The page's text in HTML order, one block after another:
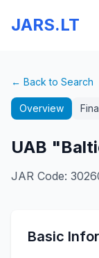
JARS.LT
← Back to Search
Overview
UAB
JAR Code:
Basic